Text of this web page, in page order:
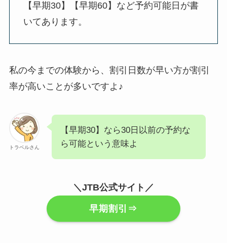
【早期30】【早期60】など予約可能日が書
いてあります。
私の今までの体験から、割引日数が早い方が割引
率が高いことが多いですよ♪
トラベルさん
【早期30】なら30日以前の予約な
ら可能という意味よ
＼JTB公式サイト／
早期割引⇒